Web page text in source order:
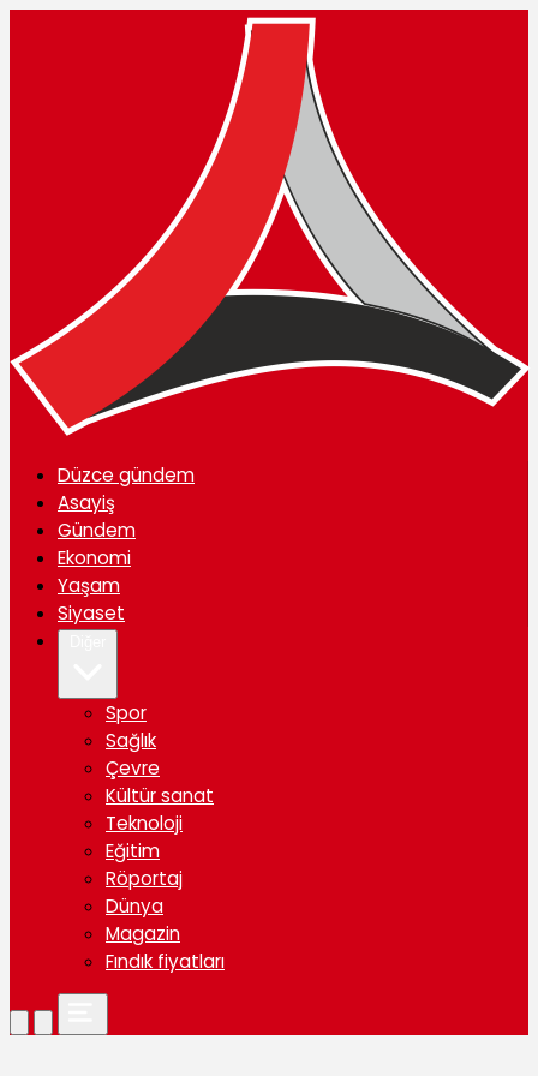
Düzce gündem
Asayiş
Gündem
Ekonomi
Yaşam
Siyaset
Spor
Sağlık
Çevre
Kültür sanat
Teknoloji
Eğitim
Röportaj
Dünya
Magazin
Fındık fiyatları